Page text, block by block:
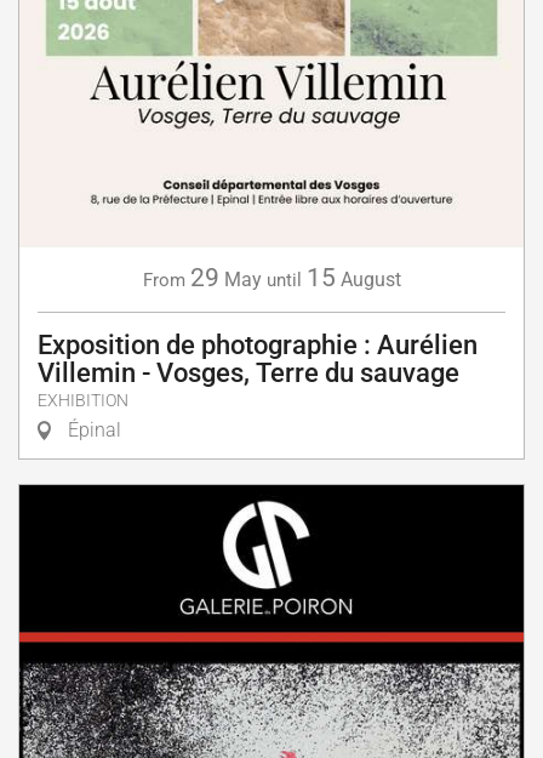
From 29 May until 15 August
Exposition de photographie : Aurélien
Villemin - Vosges, Terre du sauvage
EXHIBITION
Épinal